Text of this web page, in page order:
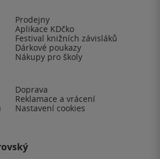
Prodejny
Aplikace KDčko
Festival knižních závisláků
Dárkové poukazy
Nákupy pro školy
Doprava
Reklamace a vrácení
Nastavení cookies